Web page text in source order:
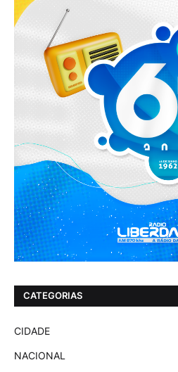
CATEGORIAS
CIDADE
NACIONAL